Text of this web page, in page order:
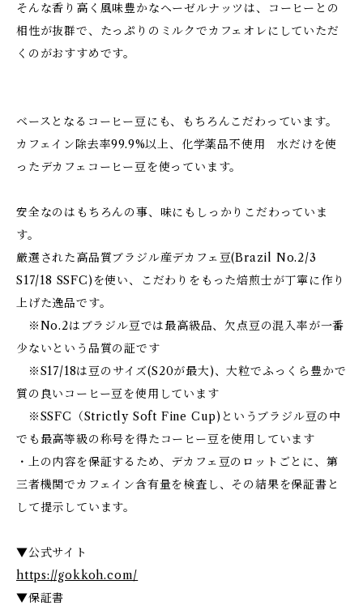
そんな香り高く風味豊かなヘーゼルナッツは、コーヒーとの
相性が抜群で、たっぷりのミルクでカフェオレにしていただ
くのがおすすめです。
ベースとなるコーヒー豆にも、もちろんこだわっています。
カフェイン除去率99.9%以上、化学薬品不使用 水だけを使
ったデカフェコーヒー豆を使っています。
安全なのはもちろんの事、味にもしっかりこだわっていま
す。
厳選された高品質ブラジル産デカフェ豆(Brazil No.2/3
S17/18 SSFC)を使い、こだわりをもった焙煎士が丁寧に作り
上げた逸品です。
※No.2はブラジル豆では最高級品、欠点豆の混入率が一番
少ないという品質の証です
※S17/18は豆のサイズ(S20が最大)、大粒でふっくら豊かで
質の良いコーヒー豆を使用しています
※SSFC（Strictly Soft Fine Cup)というブラジル豆の中
でも最高等級の称号を得たコーヒー豆を使用しています
・上の内容を保証するため、デカフェ豆のロットごとに、第
三者機関でカフェイン含有量を検査し、その結果を保証書と
して提示しています。
▼公式サイト
https://gokkoh.com/
▼保証書